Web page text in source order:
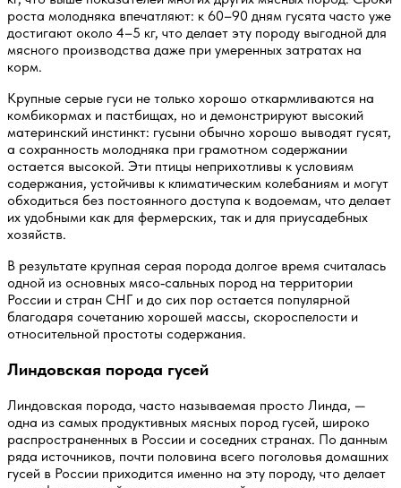
роста молодняка впечатляют: к 60–90 дням гусята часто уже
достигают около 4–5 кг, что делает эту породу выгодной для
мясного производства даже при умеренных затратах на
корм.
Крупные серые гуси не только хорошо откармливаются на
комбикормах и пастбищах, но и демонстрируют высокий
материнский инстинкт: гусыни обычно хорошо выводят гусят,
а сохранность молодняка при грамотном содержании
остается высокой. Эти птицы неприхотливы к условиям
содержания, устойчивы к климатическим колебаниям и могут
обходиться без постоянного доступа к водоемам, что делает
их удобными как для фермерских, так и для приусадебных
хозяйств.
В результате крупная серая порода долгое время считалась
одной из основных мясо‑сальных пород на территории
России и стран СНГ и до сих пор остается популярной
благодаря сочетанию хорошей массы, скороспелости и
относительной простоты содержания.
Линдовская порода гусей
Линдовская порода, часто называемая просто Линда, —
одна из самых продуктивных мясных пород гусей, широко
распространенных в России и соседних странах. По данным
ряда источников, почти половина всего поголовья домашних
гусей в России приходится именно на эту породу, что делает